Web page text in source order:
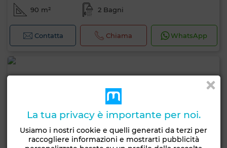
90 m² 2 Bagni
Contatta Chiama WhatsApp
La tua privacy è importante per noi.
Usiamo i nostri cookie e quelli generati da terzi per
raccogliere informazioni e mostrarti pubblicità